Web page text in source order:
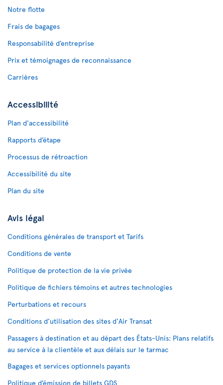
Notre flotte
Frais de bagages
Responsabilité d’entreprise
Prix et témoignages de reconnaissance
Carrières
Accessibilité
Plan d'accessibilité
Rapports d’étape
Processus de rétroaction
Accessibilité du site
Plan du site
Avis légal
Conditions générales de transport et Tarifs
Conditions de vente
Politique de protection de la vie privée
Politique de fichiers témoins et autres technologies
Perturbations et recours
Conditions d’utilisation des sites d'Air Transat
Passagers à destination et au départ des États-Unis: Plans relatifs
au service à la clientèle et aux délais sur le tarmac
Bagages et services optionnels payants
Politique d’émission de billets GDS